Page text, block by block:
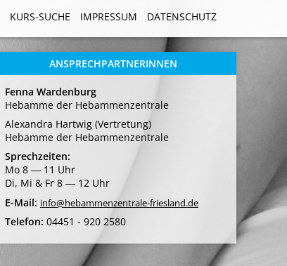
KURS-SUCHE IMPRESSUM DATENSCHUTZ
KURS-SUCHE IMPRESSUM DATENSCHUTZ
ANSPRECHPARTNERINNEN
Fenna Wardenburg
Hebamme der Hebammenzentrale
Alexandra Hartwig (Vertretung)
Hebamme der Hebammenzentrale
Sprechzeiten:
Mo 8 ― 11 Uhr
Di, Mi & Fr 8 ― 12 Uhr
E-Mail: info@hebammenzentrale-friesland.de
Telefon: 04451 - 920 2580